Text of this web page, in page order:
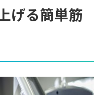
げる簡単筋